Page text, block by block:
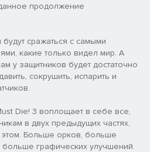
продолжение
сражаться с самыми
какие только видел мир. А
у защитников будет достаточно
сокрушить, испарить и
Die! 3 воплощает в себе все,
в двух предыдущих частях,
этом. Больше орков, больше
графических улучшений.